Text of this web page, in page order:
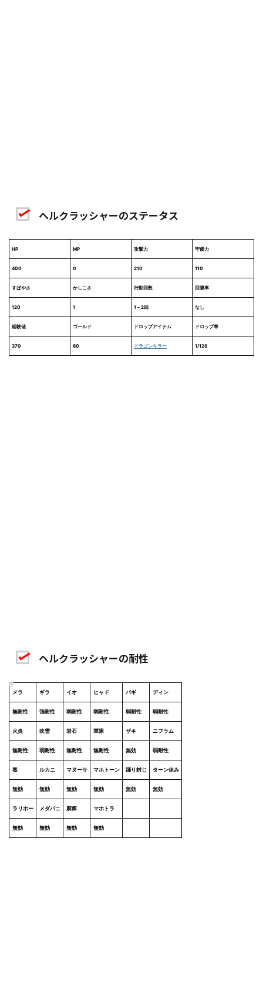
ヘルクラッシャーのステータス
HP MP 攻撃力 守備力
400 0 210 110
すばやさ かしこさ 行動回数 回避率
120 1 1～2回 なし
経験値 ゴールド ドロップアイテム ドロップ率
370 80 ドラゴンキラー 1/128
ヘルクラッシャーの耐性
メラ ギラ イオ ヒャド バギ ディン
無耐性 強耐性 弱耐性 弱耐性 弱耐性 弱耐性
火炎 吹雪 岩石 軍隊 ザキ ニフラム
無耐性 弱耐性 無耐性 無耐性 無効 弱耐性
毒 ルカニ マヌーサ マホトーン 踊り封じ ターン休み
無効 無効 無効 無効 無効 無効
ラリホー メダパニ 麻痺 マホトラ
無効 無効 無効 無効